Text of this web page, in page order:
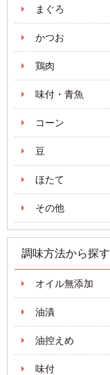
まぐろ
かつお
鶏肉
味付・青魚
コーン
豆
ほたて
その他
調味方法から探す
オイル無添加
油漬
油控えめ
味付